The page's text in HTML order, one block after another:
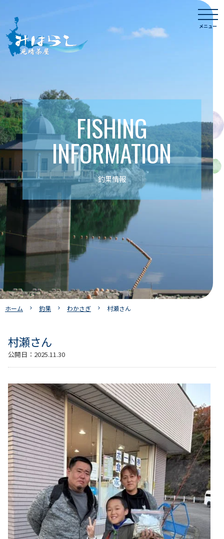
content
メニュー
FISHING
INFORMATION
釣果情報
ホーム 釣果 わかさぎ 村瀬さん
村瀬さん
公開日： 2025.11.30